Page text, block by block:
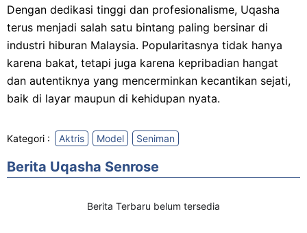
Dengan dedikasi tinggi dan profesionalisme, Uqasha
terus menjadi salah satu bintang paling bersinar di
industri hiburan Malaysia. Popularitasnya tidak hanya
karena bakat, tetapi juga karena kepribadian hangat
dan autentiknya yang mencerminkan kecantikan sejati,
baik di layar maupun di kehidupan nyata.
Kategori : Aktris Model Seniman
Berita Uqasha Senrose
Berita Terbaru belum tersedia